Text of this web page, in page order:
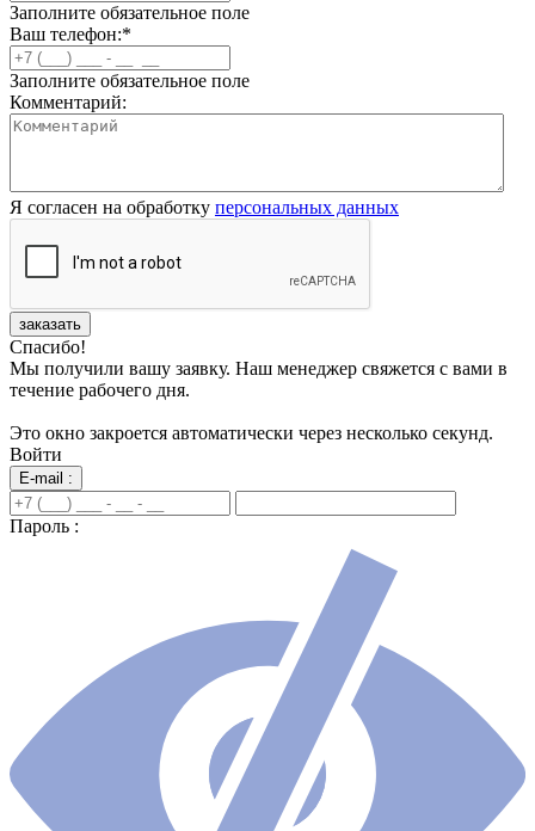
Заполните обязательное поле
Ваш телефон:*
Заполните обязательное поле
Комментарий:
Я согласен на обработку персональных данных
заказать
Спасибо!
Мы получили вашу заявку. Наш менеджер свяжется с вами в
течение рабочего дня.
Это окно закроется автоматически через несколько секунд.
Войти
E-mail :
Пароль :